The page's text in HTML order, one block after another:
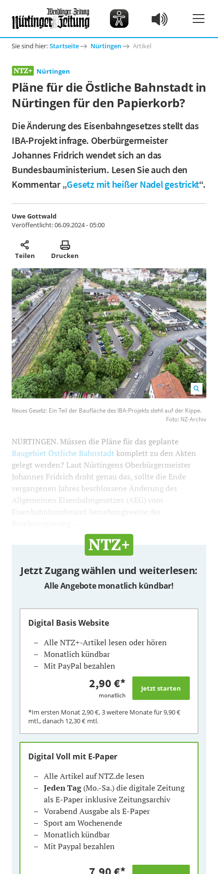
Sie sind hier: Startseite Nürtingen Artikel
Nürtingen
Pläne für die Östliche Bahnstadt in
Nürtingen für den Papierkorb?
Die Änderung des Eisenbahngesetzes stellt das
IBA-Projekt infrage. Oberbürgermeister
Johannes Fridrich wendet sich an das
Bundesbauministerium. Lesen Sie auch den
Kommentar „Gesetz mit heißer Nadel gestrickt“.
Uwe Gottwald
Veröffentlicht:06.09.2024 - 05:00
Teilen Drucken
steht auf der Kippe. Foto: NZ-Archiv 1200800
Neues Gesetz: Ein Teil der Baufläche des IBA-Projekts steht auf der Kippe.
Foto: NZ-Archiv
NÜRTINGEN. Müssen die Pläne für das geplante
Baugebiet Östliche Bahnstadtkomplett zu den Akten
gelegt werden? Laut Nürtingens Oberbürgermeister
Johannes Fridrich droht genau das, sollte die Ende
vergangenen Jahres beschlossene Änderung des
Allgemeinen Eisenbahngesetzes (AEG) vom
Eisenbahnbundesamt beziehungsweise der
Jetzt Zugang wählen und weiterlesen:
Alle Angebote monatlich kündbar!
Digital Basis Website
Alle NTZ+-Artikel lesen oder hören
Monatlich kündbar
Mit PayPal bezahlen
2,90 €*
monatlich
*Im ersten Monat2,90 €, 3 weitere Monate für9,90 €
mtl., danach 12,30 € mtl.
Digital Voll mit E-Paper
Alle Artikel auf NTZ.de lesen
Jeden Tag(Mo.-Sa.) die digitale Zeitung
als E-Paper inklusive Zeitungsarchiv
Vorabend Ausgabe als E-Paper
Sport am Wochenende
Monatlich kündbar
Mit Paypal bezahlen